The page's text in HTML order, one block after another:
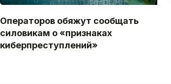
Операторов обяжут сообщать
силовикам о «признаках
киберпреступлений»